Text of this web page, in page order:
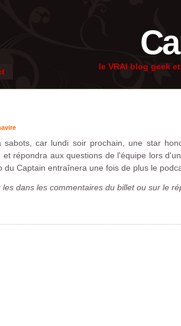
le VRAI blog geek
sabots, car lundi soir prochain, une star
répondra aux questions de l'équipe lors
Captain entraînera une fois de plus le
dans les commentaires du billet ou sur le